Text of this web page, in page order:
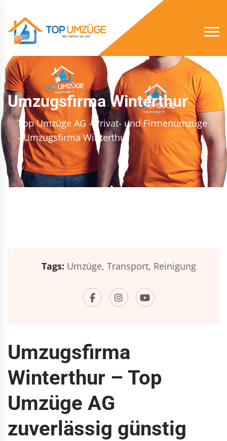
Umzugsfirma Winterthur
Top Umzüge AG - Privat- und Firmenumzüge
- Umzugsfirma Winterthur
Tags: Umzüge, Transport, Reinigung
Umzugsfirma
Winterthur – Top
Umzüge AG
zuverlässig günstig